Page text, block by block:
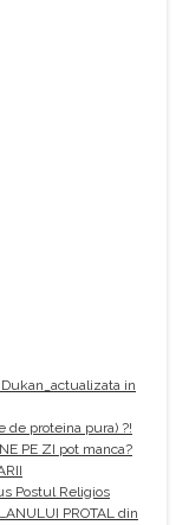
in
de proteina pura) ?!
PE ZI pot manca?
Postul Religios
PROTAL din